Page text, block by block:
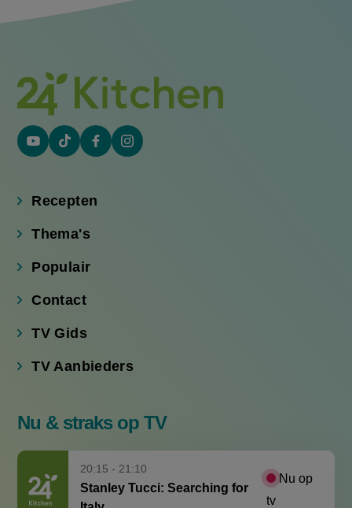
YouTube
link)
Tiktok
link)
Facebook
link)
Instagram
Recepten
Thema's
Populair
Contact
TV Gids
TV Aanbieders
Nu & straks op TV
20:15 - 21:10
Stanley Tucci: Searching for
Nu op
tv